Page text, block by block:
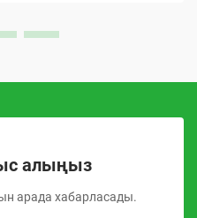
алыңыз
арада хабарласады.